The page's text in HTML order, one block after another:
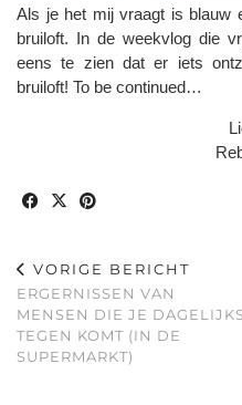
Als je het mij vraagt is blauw
bruiloft. In de weekvlog die
eens te zien dat er iets
bruiloft! To be continued…
VORIGE BERICHT
ERGERNISSEN VAN
MENSEN DIE JE
TEGEN KOMT (IN DE
SUPERMARKT)